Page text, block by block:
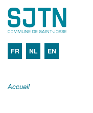
FR NL EN
Accueil